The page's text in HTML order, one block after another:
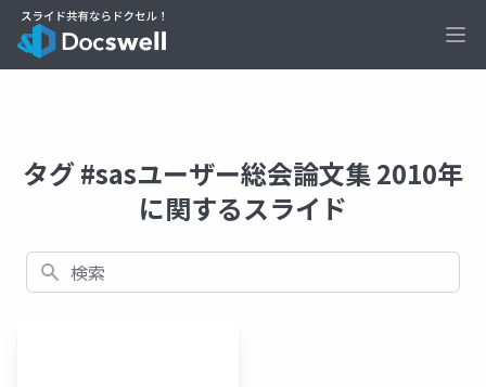
タグ #sasユーザー総会論文集 2010年
に関するスライド
検索